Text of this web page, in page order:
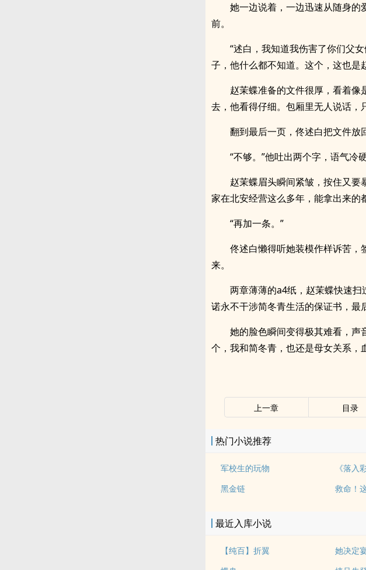
她一边说着，一边迅速从随身的
前。
“述白，我知道我伤害了你们父
子，他什么都不知道。这个，这也是
赵茉蝶准备的文件很厚，看着
去，他看得仔细。包厢里无人说话，
翻到最后一页，佟述白把文件放
“不够。”他吐出两个字，语气冷
赵茉蝶眉头瞬间紧皱，按住又要
家在北安经营这么多年，能拿出来
“再加一条。”
佟述白懒得听她装模作样诉苦，
来。
两章薄薄的a4纸，赵茉蝶快速
诺永不干涉简冬青生活的保证书，最
她的脸色瞬间变得极其难看，声
个，我和简冬青，也还是母女关系，
上一章 目录
热门小说推荐
军校生的玩物
黑金链
最近入库小说
【纯百】折翼